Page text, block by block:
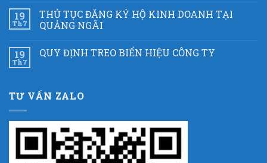
19
Th7
THỦ TỤC ĐĂNG KÝ HỘ KINH DOANH TẠI
QUẢNG NGÃI
19
Th7
QUY ĐỊNH TREO BIỂN HIỆU CÔNG TY
TƯ VẤN ZALO